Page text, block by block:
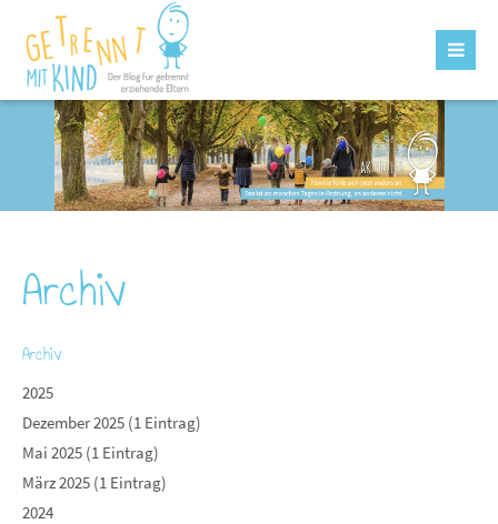
Archiv
Archiv
2025
Dezember 2025 (1 Eintrag)
Mai 2025 (1 Eintrag)
März 2025 (1 Eintrag)
2024